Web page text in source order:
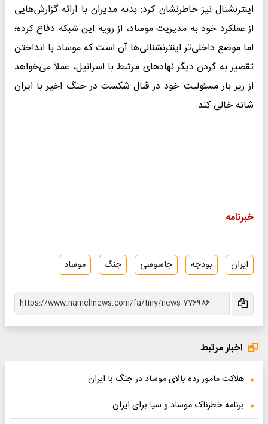
اینترنشنال نیز خاطرنشان کرد: بدنه مدیران با ارائه گزارش‌هایی
از عملکرد خود به مدیریت موساد، از رویه این شبکه دفاع کرده؛
اما موضع داخلی‌تر اینترنشنالی‌ها آن است که موساد با انداختن
تقصیر به گردن دیگر نهادهای مرتبط با اسرائیل، عملاً می‌خواهد
از زیر بار مسئولیت خود در قبال شکست در جنگ اخیر با ایران
شانه خالی کند.
خبرنامه
ایران بودجه جاسوسی جنگ موساد
اخبار مرتبط
هلاکت مامور رده بالای موساد در جنگ با ایران
برنامه خطرناک موساد و سیا برای ایران